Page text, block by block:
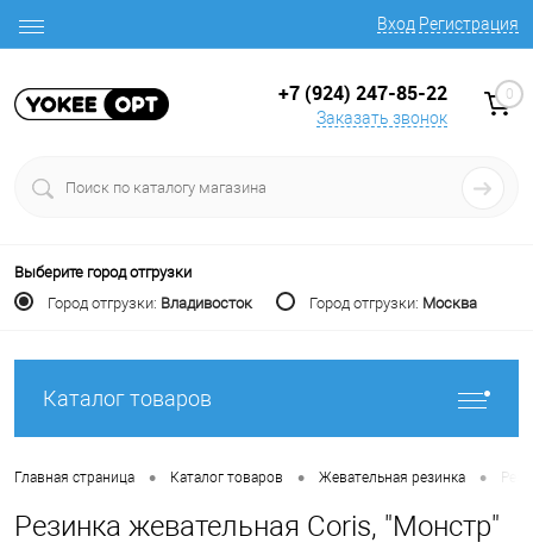
Вход Регистрация
+7 (924) 247-85-22
Заказать звонок
0
Выберите город отгрузки
Город отгрузки: Владивосток Город отгрузки: Москва
Каталог товаров
Главная страница • Каталог товаров • Жевательная резинка •
Резинка жевательная Coris, "Монстр"